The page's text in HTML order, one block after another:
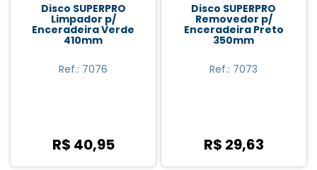
Disco SUPERPRO
Limpador p/
Enceradeira Verde
410mm
Ref.: 7076
R$ 40,95
Disco SUPERPRO
Removedor p/
Enceradeira Preto
350mm
Ref.: 7073
R$ 29,63